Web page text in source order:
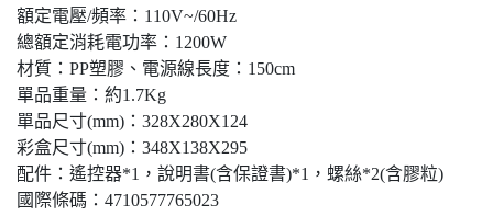
額定電壓/頻率：110V~/60Hz
總額定消耗電功率：1200W
材質：PP塑膠、電源線長度：150cm
單品重量：約1.7Kg
單品尺寸(mm)：328X280X124
彩盒尺寸(mm)：348X138X295
配件：遙控器*1，說明書(含保證書)*1，螺絲*2(含膠粒)
國際條碼：4710577765023